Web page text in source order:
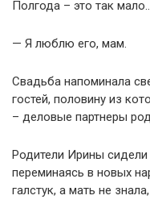
Полгода – это так
— Я люблю его, мам.
Свадьба напоминала
гостей, половину из
– деловые партнеры
Родители Ирины сидели
переминаясь в новых
галстук, а мать не